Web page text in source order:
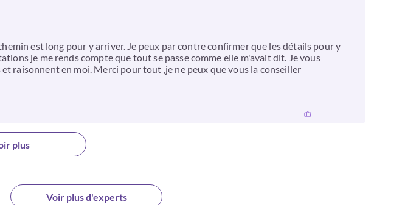
est long pour y arriver. Je peux par contre confirmer que les détails pour y
je me rends compte que tout se passe comme elle m'avait dit. Je vous
raisonnent en moi. Merci pour tout ,je ne peux que vous la conseiller
plus
Voir plus d'experts